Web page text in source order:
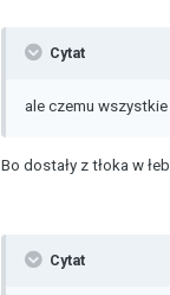
Cytat
ale czemu
Bo dostały z tłoka w
Cytat